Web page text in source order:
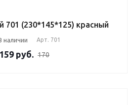
701 (230*145*125) красный
наличии Арт. 701
159 руб. 170